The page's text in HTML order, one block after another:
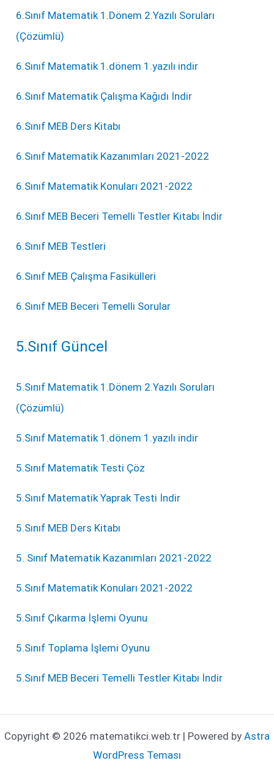
6.Sınıf Matematik 1.Dönem 2.Yazılı Soruları
(Çözümlü)
6.Sınıf Matematik 1.dönem 1.yazılı indir
6.Sınıf Matematik Çalışma Kağıdı İndir
6.Sınıf MEB Ders Kitabı
6.Sınıf Matematik Kazanımları 2021-2022
6.Sınıf Matematik Konuları 2021-2022
6.Sınıf MEB Beceri Temelli Testler Kitabı İndir
6.Sınıf MEB Testleri
6.Sınıf MEB Çalışma Fasikülleri
6.Sınıf MEB Beceri Temelli Sorular
5.Sınıf Güncel
5.Sınıf Matematik 1.Dönem 2.Yazılı Soruları
(Çözümlü)
5.Sınıf Matematik 1.dönem 1.yazılı indir
5.Sınıf Matematik Testi Çöz
5.Sınıf Matematik Yaprak Testi İndir
5.Sınıf MEB Ders Kitabı
5. Sınıf Matematik Kazanımları 2021-2022
5.Sınıf Matematik Konuları 2021-2022
5.Sınıf Çıkarma İşlemi Oyunu
5.Sınıf Toplama İşlemi Oyunu
5.Sınıf MEB Beceri Temelli Testler Kitabı İndir
Copyright © 2026 matematikci.web.tr | Powered by Astra
WordPress Teması